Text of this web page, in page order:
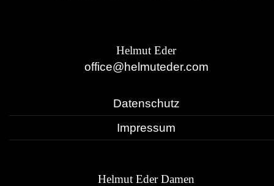
Helmut Eder
office@helmuteder.com
Datenschutz
Impressum
Helmut Eder Damen